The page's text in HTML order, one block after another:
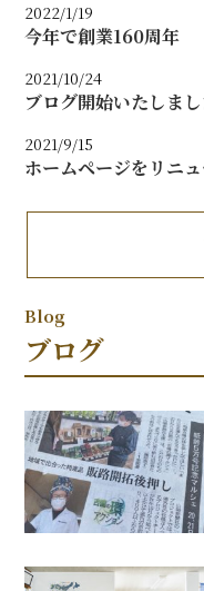
2022/1/19
今年で創業160周年
2021/10/24
ブログ開始いたしま
2021/9/15
ホームページをリニュ
ブログ